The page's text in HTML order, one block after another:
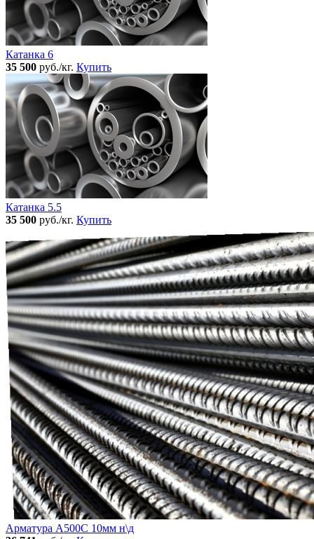
Катанка 6
35 500 руб./кг. Купить
Катанка 5.5
35 500 руб./кг. Купить
Арматура А500С 10мм н\д